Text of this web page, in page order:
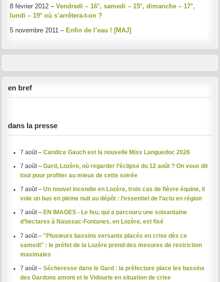
8 février 2012 –Vendredi – 16°, samedi – 15°, dimanche – 17°,
lundi – 19° où s’arrêtera-t-on ?
5 novembre 2011 – Enfin de l’eau ! [MAJ]
en bref
dans la presse
7 août – Candice Gauch est la nouvelle Miss Languedoc 2026
7 août – Gard, Lozère, où regarder l’éclipse du 12 août ? On vous dit
tout pour profiter au mieux de cette soirée
7 août – Un nouvel incendie en Lozère, trois cas de fièvre équine, il
vole un bus en pleine nuit au dépôt : l’essentiel de l’actu en région
7 août – EN IMAGES - Le feu, qui a parcouru une soixantaine
d’hectares à Naussac-Fontanes, en Lozère, est fixé
7 août – "Plusieurs bassins versants placés en crise dès ce
samedi" : le préfet de la Lozère prend des mesures de restriction
maximales
7 août – Sécheresse dans le Gard : la préfecture place les bassins
des Gardons amont et le Vidourle en situation de crise